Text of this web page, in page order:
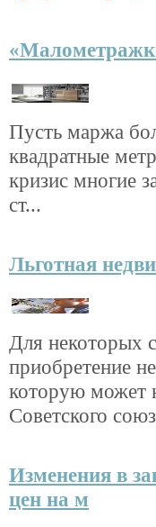
Пусть маржа
квадратные
кризис многие
ст...
Льготная
Для некоторых
приобретение
которую может
Советского
Изменения в
цен на м